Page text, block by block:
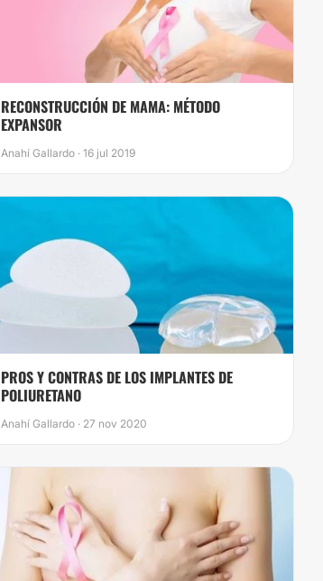
RECONSTRUCCIÓN DE MAMA: MÉTODO
EXPANSOR
Anahí Gallardo · 16 jul 2019
PROS Y CONTRAS DE LOS IMPLANTES DE
POLIURETANO
Anahí Gallardo · 27 nov 2020